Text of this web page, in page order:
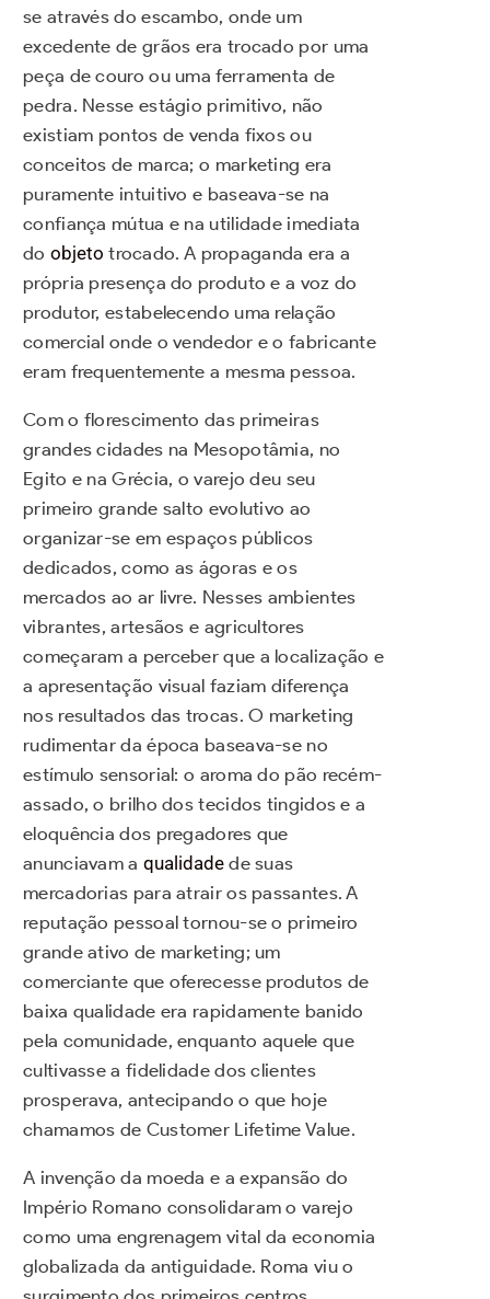
se através do escambo, onde um
excedente de grãos era trocado por uma
peça de couro ou uma ferramenta de
pedra. Nesse estágio primitivo, não
existiam pontos de venda fixos ou
conceitos de marca; o marketing era
puramente intuitivo e baseava-se na
confiança mútua e na utilidade imediata
do objeto trocado. A propaganda era a
própria presença do produto e a voz do
produtor, estabelecendo uma relação
comercial onde o vendedor e o fabricante
eram frequentemente a mesma pessoa.
Com o florescimento das primeiras
grandes cidades na Mesopotâmia, no
Egito e na Grécia, o varejo deu seu
primeiro grande salto evolutivo ao
organizar-se em espaços públicos
dedicados, como as ágoras e os
mercados ao ar livre. Nesses ambientes
vibrantes, artesãos e agricultores
começaram a perceber que a localização e
a apresentação visual faziam diferença
nos resultados das trocas. O marketing
rudimentar da época baseava-se no
estímulo sensorial: o aroma do pão recém-
assado, o brilho dos tecidos tingidos e a
eloquência dos pregadores que
anunciavam a qualidadede suas
mercadorias para atrair os passantes. A
reputação pessoal tornou-se o primeiro
grande ativo de marketing; um
comerciante que oferecesse produtos de
baixa qualidade era rapidamente banido
pela comunidade, enquanto aquele que
cultivasse a fidelidade dos clientes
prosperava, antecipando o que hoje
chamamos de Customer Lifetime Value.
A invenção da moeda e a expansão do
Império Romano consolidaram o varejo
como uma engrenagem vital da economia
globalizada da antiguidade. Roma viu o